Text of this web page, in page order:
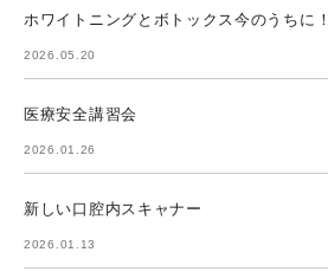
ホワイトニングとボトックス今のうちに！
2026.05.20
医療安全講習会
2026.01.26
新しい口腔内スキャナー
2026.01.13